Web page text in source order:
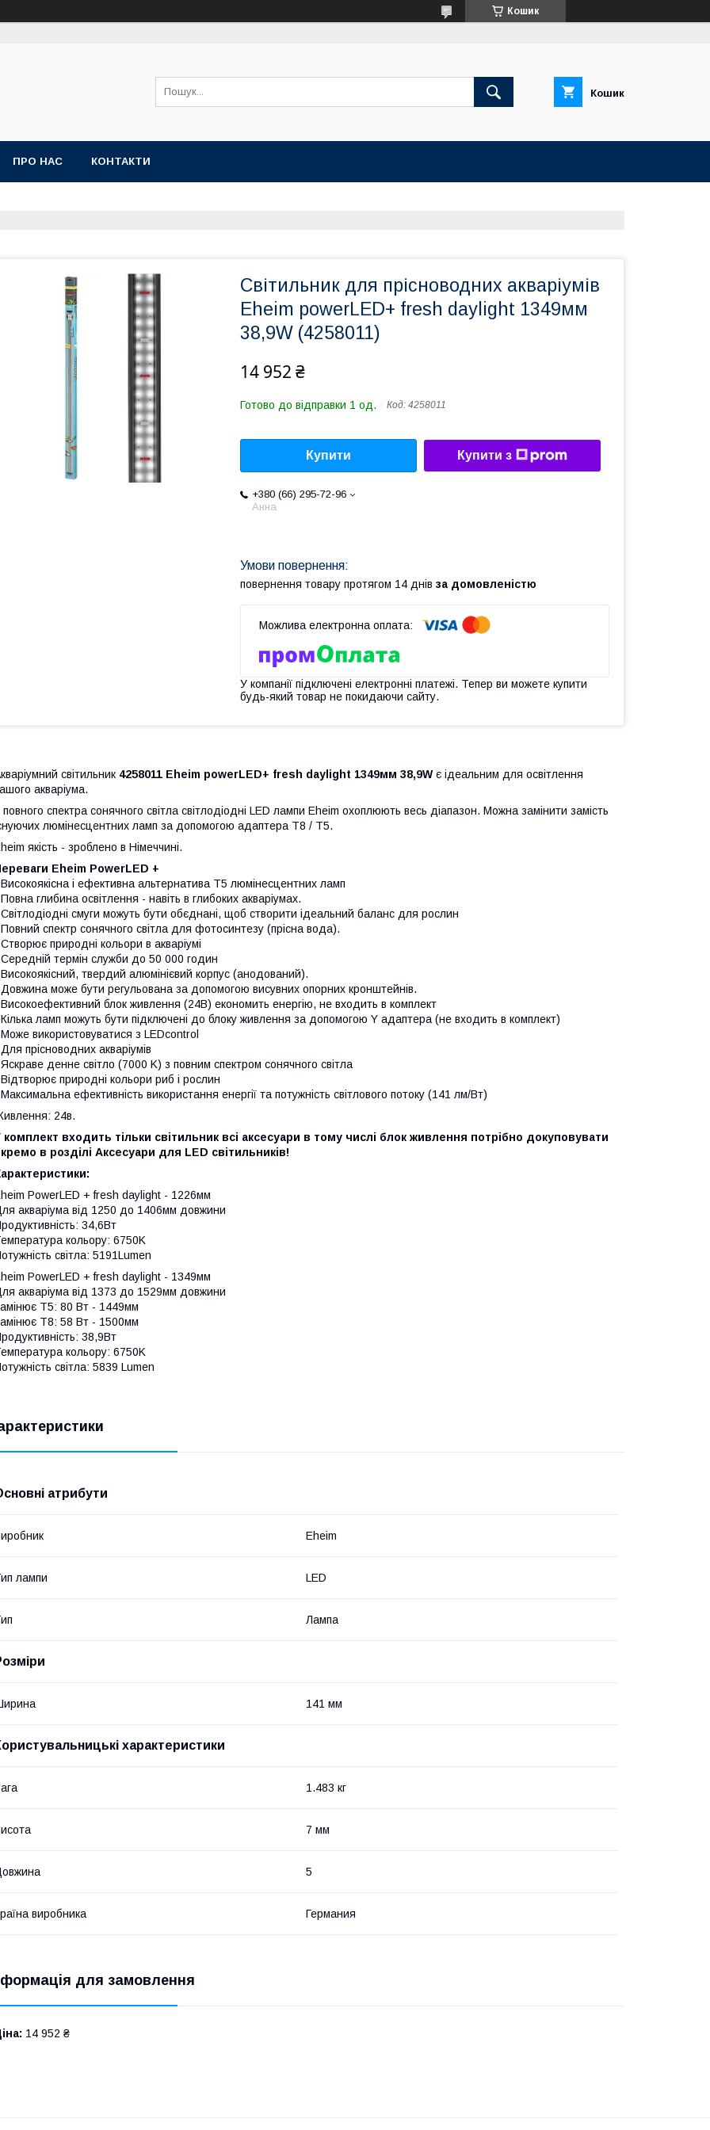
Кошик
Кошик
ПРО НАС КОНТАКТИ
Світильник для прісноводних акваріумів
Eheim powerLED+ fresh daylight 1349мм
38,9W (4258011)
14 952 ₴
Готово до відправки 1 од. Код: 4258011
Купити Купити з
+380 (66) 295-72-96
Анна
повернення товару протягом 14 днів за домовленістю
У компанії підключені електронні платежі. Тепер ви можете купити
будь-який товар не покидаючи сайту.
світильник 4258011 Eheim powerLED+ fresh daylight 1349мм 38,9W є ідеальним для освітлення
акваріума.
повного спектра сонячного світла світлодіодні LED лампи Eheim охоплюють весь діапазон. Можна замінити замість
люмінесцентних ламп за допомогою адаптера T8 / T5.
якість - зроблено в Німеччині.
Eheim PowerLED +
і ефективна альтернатива T5 люмінесцентних ламп
глибина освітлення - навіть в глибоких акваріумах.
смуги можуть бути обєднані, щоб створити ідеальний баланс для рослин
спектр сонячного світла для фотосинтезу (прісна вода).
природні кольори в акваріумі
термін служби до 50 000 годин
твердий алюмінієвий корпус (анодований).
може бути регульована за допомогою висувних опорних кронштейнів.
блок живлення (24В) економить енергію, не входить в комплект
ламп можуть бути підключені до блоку живлення за допомогою Y адаптера (не входить в комплект)
використовуватися з LEDcontrol
прісноводних акваріумів
денне світло (7000 K) з повним спектром сонячного світла
природні кольори риб і рослин
ефективність використання енергії та потужність світлового потоку (141 лм/Вт)
24в.
комплект входить тільки світильник всі аксесуари в тому числі блок живлення потрібно докуповувати
в розділі Аксесуари для LED світильників!
PowerLED + fresh daylight - 1226мм
акваріума від 1250 до 1406мм довжини
34,6Вт
кольору: 6750K
світла: 5191Lumen
PowerLED + fresh daylight - 1349мм
акваріума від 1373 до 1529мм довжини
Т5: 80 Вт - 1449мм
Т8: 58 Вт - 1500мм
38,9Вт
кольору: 6750K
світла: 5839 Lumen
атрибути
Eheim
лампи LED
Лампа
141 мм
характеристики
1.483 кг
7 мм
5
виробника Германия
для замовлення
14 952 ₴